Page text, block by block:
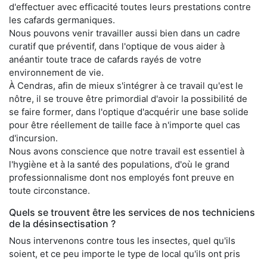
d'effectuer avec efficacité toutes leurs prestations contre
les cafards germaniques.
Nous pouvons venir travailler aussi bien dans un cadre
curatif que préventif, dans l'optique de vous aider à
anéantir toute trace de cafards rayés de votre
environnement de vie.
À Cendras, afin de mieux s'intégrer à ce travail qu'est le
nôtre, il se trouve être primordial d'avoir la possibilité de
se faire former, dans l'optique d'acquérir une base solide
pour être réellement de taille face à n'importe quel cas
d'incursion.
Nous avons conscience que notre travail est essentiel à
l'hygiène et à la santé des populations, d'où le grand
professionnalisme dont nos employés font preuve en
toute circonstance.
Quels se trouvent être les services de nos techniciens
de la désinsectisation ?
Nous intervenons contre tous les insectes, quel qu'ils
soient, et ce peu importe le type de local qu'ils ont pris